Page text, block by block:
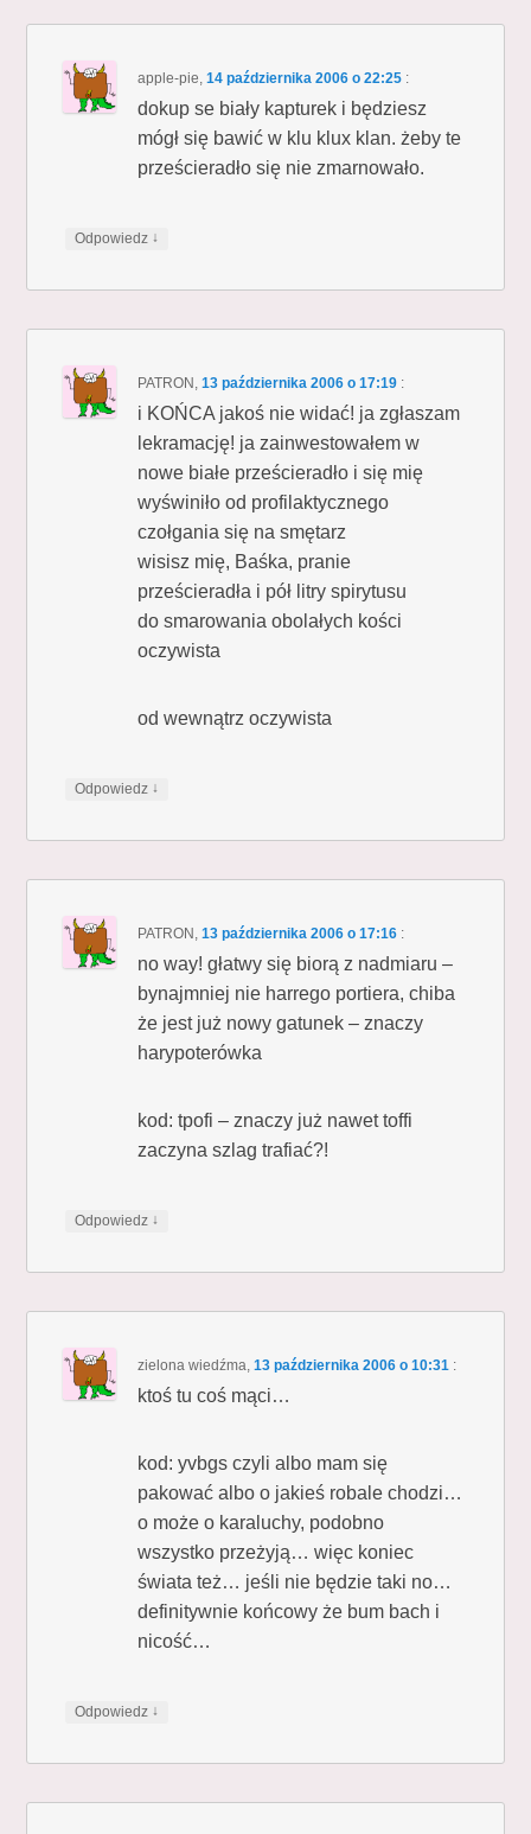
apple-pie,14 października 2006 o 22:25 :
dokup se biały kapturek i będziesz
mógł się bawić w klu klux klan. żeby te
prześcieradło się nie zmarnowało.
Odpowiedz ↓
PATRON ,13 października 2006 o 17:19 :
i KOŃCA jakoś nie widać! ja zgłaszam
lekramację! ja zainwestowałem w
nowe białe prześcieradło i się mię
wyświniło od profilaktycznego
czołgania się na smętarz
wisisz mię, Baśka, pranie
prześcieradła i pół litry spirytusu
do smarowania obolałych kości
oczywista
od wewnątrz oczywista
Odpowiedz ↓
PATRON ,13 października 2006 o 17:16 :
no way! głatwy się biorą z nadmiaru –
bynajmniej nie harrego portiera, chiba
że jest już nowy gatunek – znaczy
harypoterówka
kod: tpofi – znaczy już nawet toffi
zaczyna szlag trafiać?!
Odpowiedz ↓
zielona wiedźma,13 października 2006 o 10:31 :
ktoś tu coś mąci…
kod: yvbgs czyli albo mam się
pakować albo o jakieś robale chodzi…
o może o karaluchy, podobno
wszystko przeżyją… więc koniec
świata też… jeśli nie będzie taki no…
definitywnie końcowy że bum bach i
nicość…
Odpowiedz ↓